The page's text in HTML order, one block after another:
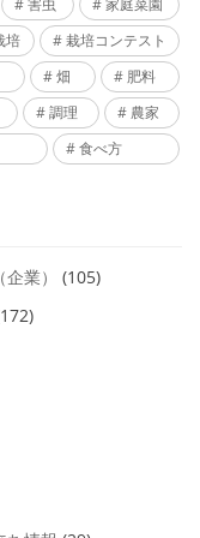
害虫
家庭菜園
培
栽培コンテスト
畑
肥料
調理
農家
食べ方
業）
(105)